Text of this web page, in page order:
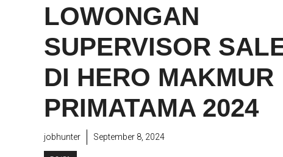
LOWONGAN
SUPERVISOR
DI HERO MAKMUR
PRIMATAMA 2024
jobhunter September 8, 2024